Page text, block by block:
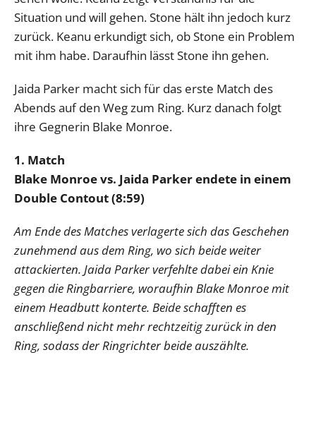
Situation und will gehen. Stone hält ihn jedoch kurz
zurück. Keanu erkundigt sich, ob Stone ein Problem
mit ihm habe. Daraufhin lässt Stone ihn gehen.
Jaida Parker macht sich für das erste Match des
Abends auf den Weg zum Ring. Kurz danach folgt
ihre Gegnerin Blake Monroe.
1. Match
Blake Monroe vs. Jaida Parker endete in einem
Double Contout (8:59)
Am Ende des Matches verlagerte sich das Geschehen
zunehmend aus dem Ring, wo sich beide weiter
attackierten. Jaida Parker verfehlte dabei ein Knie
gegen die Ringbarriere, woraufhin Blake Monroe mit
einem Headbutt konterte. Beide schafften es
anschließend nicht mehr rechtzeitig zurück in den
Ring, sodass der Ringrichter beide auszählte.